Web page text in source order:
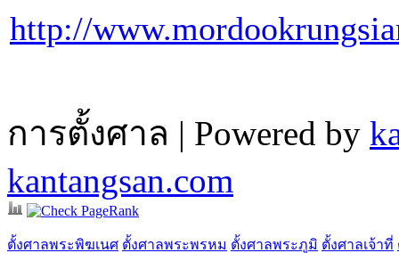
http://
การตั้งศาล | Powered by
kantangsan.com
ตั้งศาลพระพิฆเนศ ตั้งศาลพระพรหม ตั้งศาลพระภูมิ ตั้งศาลเจ้าที่